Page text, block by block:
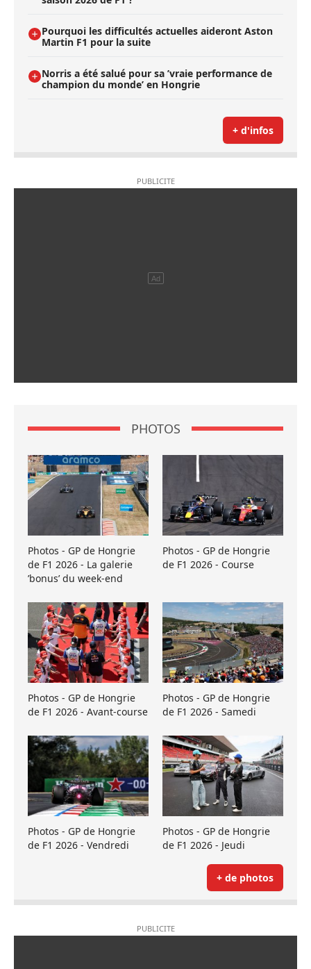
Pourquoi les difficultés actuelles aideront Aston
Martin F1 pour la suite
Norris a été salué pour sa ’vraie performance de
champion du monde’ en Hongrie
+ d'infos
PHOTOS
Photos - GP de Hongrie
de F1 2026 - La galerie
’bonus’ du week-end
Photos - GP de Hongrie
de F1 2026 - Course
Photos - GP de Hongrie
de F1 2026 - Avant-course
Photos - GP de Hongrie
de F1 2026 - Samedi
Photos - GP de Hongrie
de F1 2026 - Vendredi
Photos - GP de Hongrie
de F1 2026 - Jeudi
+ de photos